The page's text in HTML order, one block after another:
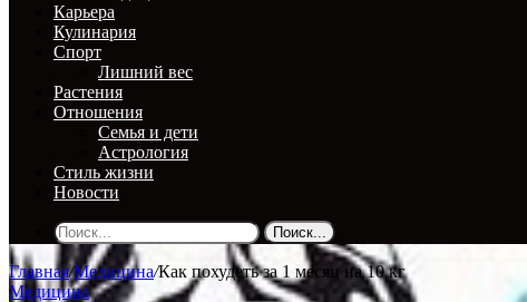
Карьера
Кулинария
Спорт
Лишний вес
Растения
Отношения
Семья и дети
Астрология
Стиль жизни
Новости
Поиск...
Главная/Медицина/Как похудеть за 1 месяц на 10 кг
Медицина